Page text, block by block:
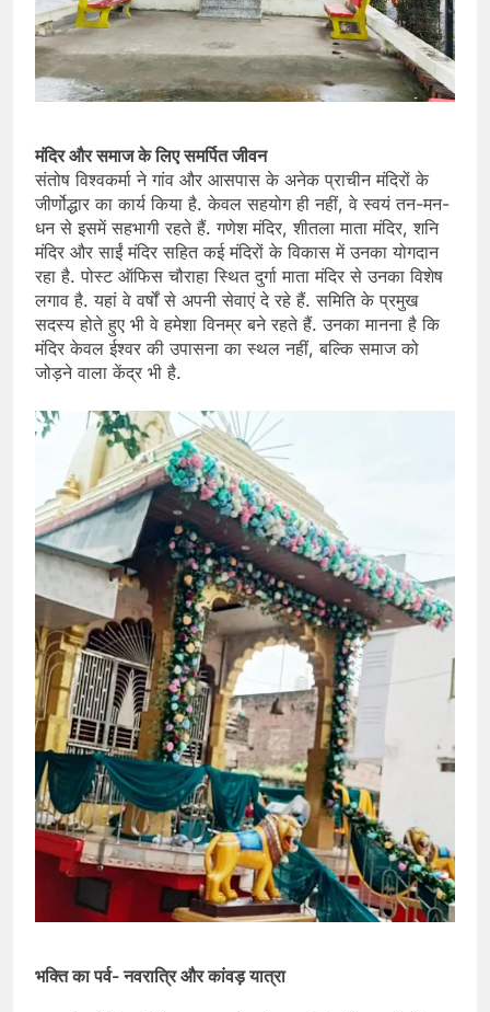
मंदिर और समाज के लिए समर्पित जीवन
संतोष विश्वकर्मा ने गांव और आसपास के अनेक प्राचीन मंदिरों के
जीर्णोद्धार का कार्य किया है. केवल सहयोग ही नहीं, वे स्वयं तन-मन-
धन से इसमें सहभागी रहते हैं. गणेश मंदिर, शीतला माता मंदिर, शनि
मंदिर और साईं मंदिर सहित कई मंदिरों के विकास में उनका योगदान
रहा है. पोस्ट ऑफिस चौराहा स्थित दुर्गा माता मंदिर से उनका विशेष
लगाव है. यहां वे वर्षों से अपनी सेवाएं दे रहे हैं. समिति के प्रमुख
सदस्य होते हुए भी वे हमेशा विनम्र बने रहते हैं. उनका मानना है कि
मंदिर केवल ईश्वर की उपासना का स्थल नहीं, बल्कि समाज को
जोड़ने वाला केंद्र भी है.
भक्ति का पर्व- नवरात्रि और कांवड़ यात्रा